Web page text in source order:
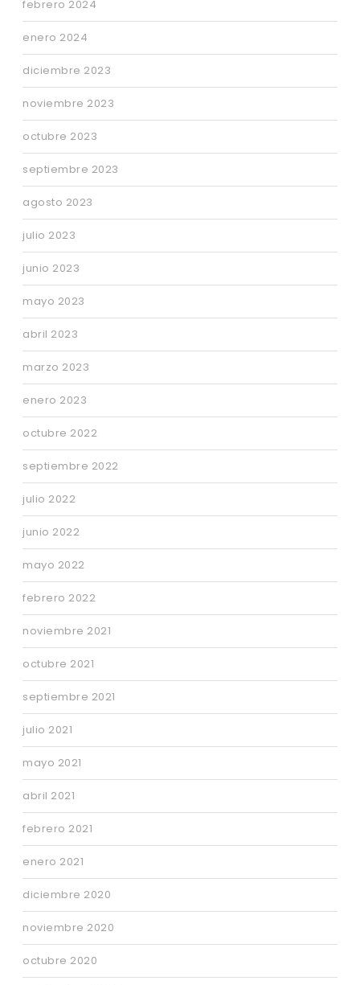
febrero 2024
enero 2024
diciembre 2023
noviembre 2023
octubre 2023
septiembre 2023
agosto 2023
julio 2023
junio 2023
mayo 2023
abril 2023
marzo 2023
enero 2023
octubre 2022
septiembre 2022
julio 2022
junio 2022
mayo 2022
febrero 2022
noviembre 2021
octubre 2021
septiembre 2021
julio 2021
mayo 2021
abril 2021
febrero 2021
enero 2021
diciembre 2020
noviembre 2020
octubre 2020